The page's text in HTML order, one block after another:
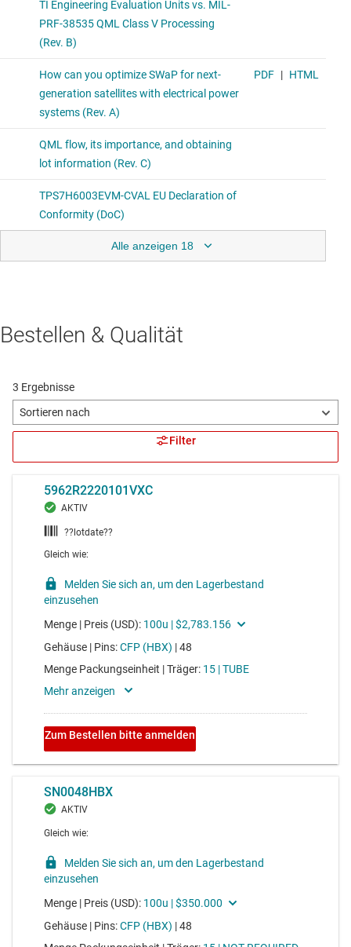
Alle anzeigen 18
Bestellen & Qualität